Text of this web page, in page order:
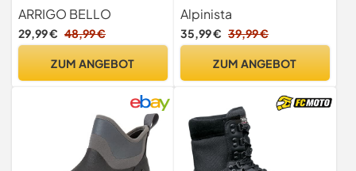
Stiefel Stiefelette
Gefütterte Schneestiefel
Arbeitsschuhe
Wandern Boots Draussen
ARRIGO BELLO
29,99 € 48,99 €
ZUM ANGEBOT
Anker, Klappanker für SUP
Alpinista
35,99 € 39,99 €
ZUM ANGEBOT